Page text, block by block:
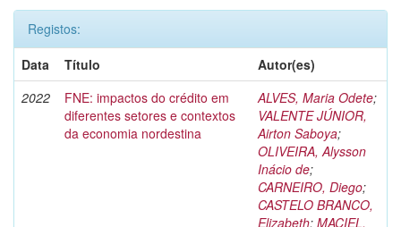
Registos:
Data
Título
Autor(es)
2022
FNE: impactos do crédito em
diferentes setores e contextos
da economia nordestina
ALVES, Maria Odete;
VALENTE JÚNIOR,
Airton Saboya;
OLIVEIRA, Alysson
Inácio de;
CARNEIRO, Diego;
CASTELO BRANCO,
Elizabeth; MACIEL,